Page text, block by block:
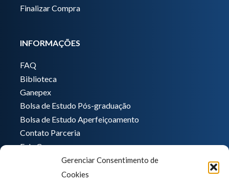
Gerenciar Consentimento de
Cookies
Finalizar Compra
INFORMAÇÕES
FAQ
Biblioteca
Ganepex
Bolsa de Estudo Pós-graduação
Bolsa de Estudo Aperfeiçoamento
Contato Parceria
Fale Conosco